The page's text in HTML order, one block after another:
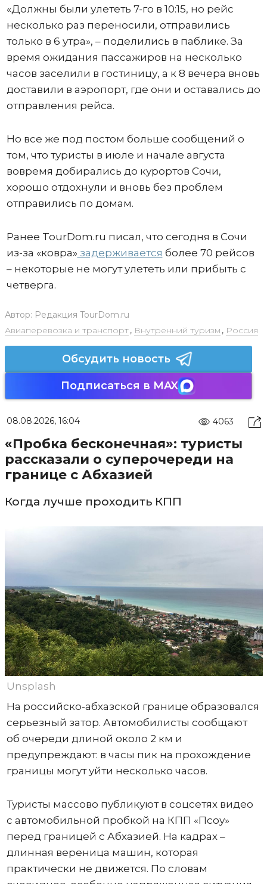
«Должны были улететь 7-го в 10:15, но рейс
несколько раз переносили, отправились
только в 6 утра», – поделились в паблике. За
время ожидания пассажиров на несколько
часов заселили в гостиницу, а к 8 вечера вновь
доставили в аэропорт, где они и оставались до
отправления рейса.
Но все же под постом больше сообщений о
том, что туристы в июле и начале августа
вовремя добирались до курортов Сочи,
хорошо отдохнули и вновь без проблем
отправились по домам.
Ранее TourDom.ru писал, что сегодня в Сочи
из-за «ковра» задерживается более 70 рейсов
– некоторые не могут улететь или прибыть с
четверга.
Автор: Редакция TourDom.ru
Авиаперевозка и транспорт, Внутренний туризм , Россия
Обсудить новость
Подписаться в MAX
08.08.2026, 16:04 4063
«Пробка бесконечная»: туристы
рассказали о суперочереди на
границе с Абхазией
Когда лучше проходить КПП
Unsplash
На российско-абхазской границе образовался
серьезный затор. Автомобилисты сообщают
об очереди длиной около 2 км и
предупреждают: в часы пик на прохождение
границы могут уйти несколько часов.
Туристы массово публикуют в соцсетях видео
с автомобильной пробкой на КПП «Псоу»
перед границей с Абхазией. На кадрах –
длинная вереница машин, которая
практически не движется. По словам